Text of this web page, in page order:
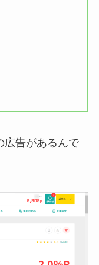
広告があるんで